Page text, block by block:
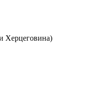
Херцеговина)